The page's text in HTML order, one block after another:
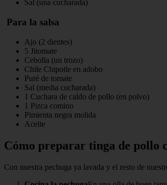
Sal (una cucharada)
Para la salsa
Ajo (2 dientes)
5 Jitomate
Cebolla (un trozo)
Chile Chipotle en adobo
Puré de tomate
Sal (media cucharada)
1 Cuchara de caldo de pollo (en polvo)
1 Pizca comino
Pimienta negra molida
Aceite
Cómo preparar tinga de pollo
Con nuestra pechuga ya lavada y el resto de